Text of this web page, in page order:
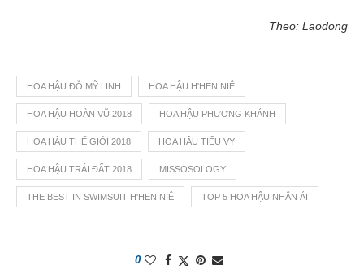
Theo: Laodong
HOA HẬU ĐỖ MỸ LINH HOA HẬU H'HEN NIÊ
HOA HẬU HOÀN VŨ 2018 HOA HẬU PHƯƠNG KHÁNH
HOA HẬU THẾ GIỚI 2018 HOA HẬU TIỂU VY
HOA HẬU TRÁI ĐẤT 2018 MISSOSOLOGY
THE BEST IN SWIMSUIT H'HEN NIÊ TOP 5 HOA HẬU NHÂN ÁI
0